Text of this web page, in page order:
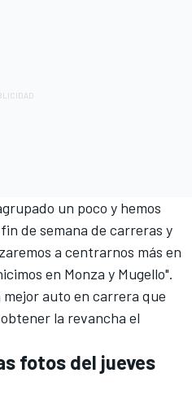
un poco y hemos
de semana de carreras y
a centrarnos más en
en Monza y Mugello".
auto en carrera que
la revancha el
fotos del jueves